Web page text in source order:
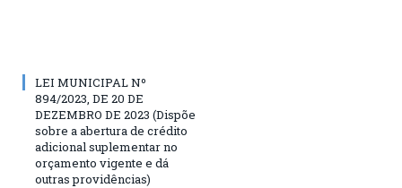
LEI MUNICIPAL Nº
894/2023, DE 20 DE
DEZEMBRO DE 2023 (Dispõe
sobre a abertura de crédito
adicional suplementar no
orçamento vigente e dá
outras providências)